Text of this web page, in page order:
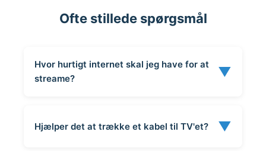
Ofte stillede spørgsmål
Hvor hurtigt internet skal jeg have for at
streame?
▼
Hjælper det at trække et kabel til TV'et? ▼